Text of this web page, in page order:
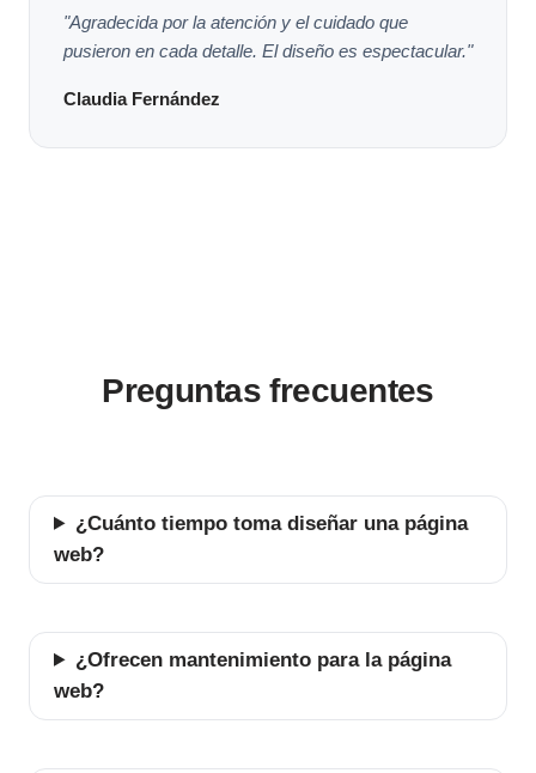
"Agradecida por la atención y el cuidado que
pusieron en cada detalle. El diseño es espectacular."
Claudia Fernández
Preguntas frecuentes
¿Cuánto tiempo toma diseñar una página
web?
¿Ofrecen mantenimiento para la página
web?